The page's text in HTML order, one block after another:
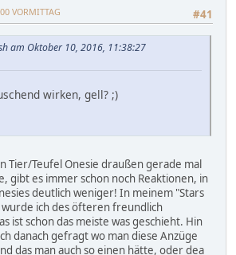
#41
VORMITTAG
am Oktober 10, 2016, 11:38:27
wirken, gell? ;)
Tier/Teufel Onesie draußen gerade mal
gibt es immer schon noch Reaktionen, in
deutlich weniger! In meinem "Stars
wurde ich des öfteren freundlich
ist schon das meiste was geschieht. Hin
danach gefragt wo man diese Anzüge
das man auch so einen hätte, oder dea